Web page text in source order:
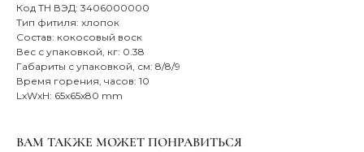
Код ТН ВЭД: 3406000000
Тип фитиля: хлопок
Состав: кокосовый воск
Вес с упаковкой, кг: 0.38
Габариты с упаковкой, см: 8/8/9
Время горения, часов: 10
LxWxH: 65x65x80 mm
ВАМ ТАКЖЕ МОЖЕТ ПОНРАВИТЬСЯ